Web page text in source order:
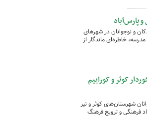
پارس‌آباد
و نوجوانان در شهرهای
خاطره‌ای ماندگار از
کوثر و کوراییم
شهرستان‌های کوثر و نیر
فرهنگی و ترویج فرهنگ